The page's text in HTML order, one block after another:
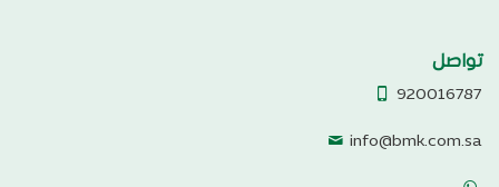
تواصل
920016787
info@bmk.com.sa